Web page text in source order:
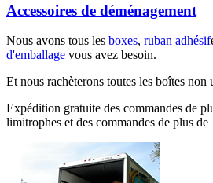
Accessoires de déménagement
Nous avons tous les boxes, ruban adhésif
d'emballage vous avez besoin.
Et nous rachèterons toutes les boîtes non
Expédition gratuite des commandes de
limitrophes et des commandes de plus de